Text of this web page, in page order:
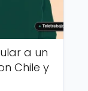
a un
Chile y